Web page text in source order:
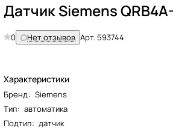
Датчик Siemens
0 Нет отзывов Арт. 593744
Характеристики
Бренд: Siemens
Тип: автоматика
Подтип: датчик